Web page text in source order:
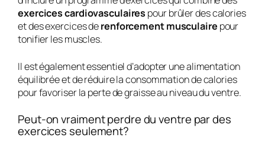
exercices cardiovasculaires pour brûler des calories
et des exercices derenforcement musculaire pour
tonifier les muscles.
Il est également essentiel d’adopter une alimentation
équilibrée et de réduire la consommation de calories
pour favoriser la perte de graisse au niveau du ventre.
Peut-on vraiment perdre du ventre par des
exercices seulement?